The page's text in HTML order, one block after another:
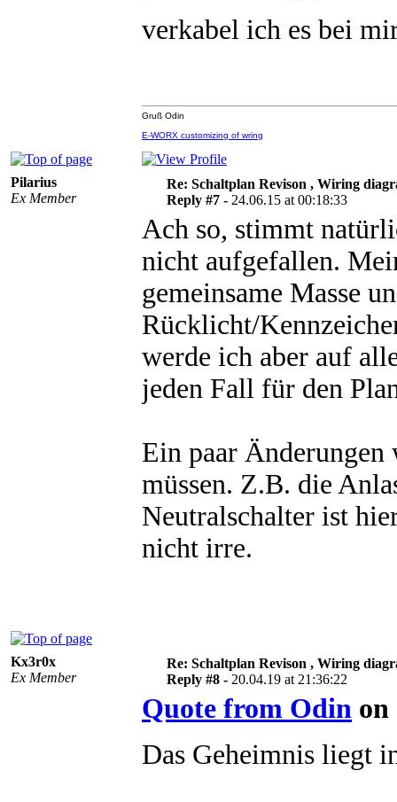
verkabel ich es bei
Gruß Odin
E-WORX customizing of wring
Pilarius
Ex Member
Re: Schaltplan Revison , Wiring
Reply #7 - 24.06.15 at 00:18:33
Ach so, stimmt
nicht aufgefallen.
gemeinsame Masse
Rücklicht/
werde ich aber auf
jeden Fall für den
Ein paar Änderungen
müssen. Z.B. die
Neutralschalter ist
nicht irre.
Kx3r0x
Ex Member
Re: Schaltplan Revison , Wiring
Reply #8 - 20.04.19 at 21:36:22
Quote from Odin on
Das Geheimnis liegt